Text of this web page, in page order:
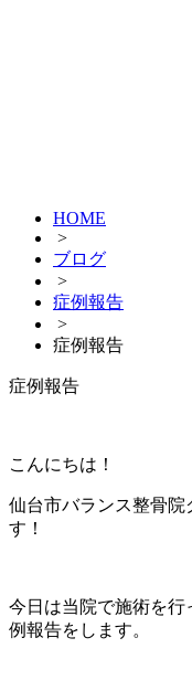
HOME
>
ブログ
>
症例報告
>
症例報告
症例報告
こんにちは！
仙台市バランス整骨
す！
今日は当院で施術を
例報告をします。